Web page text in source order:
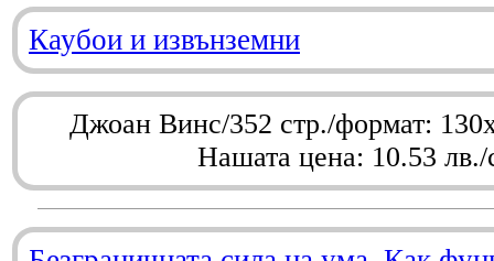
Каубои и извънземни
Джоан Винс/352 стр./формат:
Нашата цена: 10.53 лв./